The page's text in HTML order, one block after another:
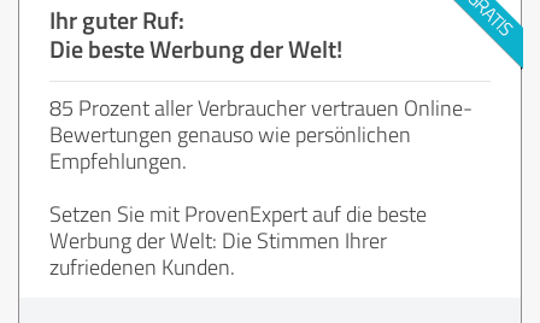
Ihr guter Ruf:
Die beste Werbung der Welt!
85 Prozent aller Verbraucher vertrauen Online-
Bewertungen genauso wie persönlichen
Empfehlungen.
Setzen Sie mit ProvenExpert auf die beste
Werbung der Welt: Die Stimmen Ihrer
zufriedenen Kunden.